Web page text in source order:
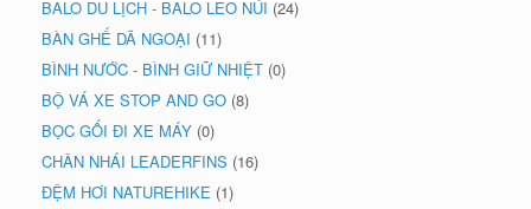
BALO DU LỊCH - BALO LEO NÚI (24)
BÀN GHẾ DÃ NGOẠI (11)
BÌNH NƯỚC - BÌNH GIỮ NHIỆT (0)
BỘ VÁ XE STOP AND GO (8)
BỌC GỐI ĐI XE MÁY (0)
CHÂN NHÁI LEADERFINS (16)
ĐỆM HƠI NATUREHIKE (1)